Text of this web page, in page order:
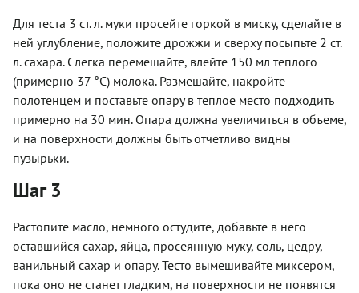
Для теста 3 ст. л. муки просейте горкой в миску, сделайте в
ней углубление, положите дрожжи и сверху посыпьте 2 ст.
л. сахара. Слегка перемешайте, влейте 150 мл теплого
(примерно 37 °С) молока. Размешайте, накройте
полотенцем и поставьте опару в теплое место подходить
примерно на 30 мин. Опара должна увеличиться в объеме,
и на поверхности должны быть отчетливо видны
пузырьки.
Шаг 3
Растопите масло, немного остудите, добавьте в него
оставшийся сахар, яйца, просеянную муку, соль, цедру,
ванильный сахар и опару. Тесто вымешивайте миксером,
пока оно не станет гладким, на поверхности не появятся